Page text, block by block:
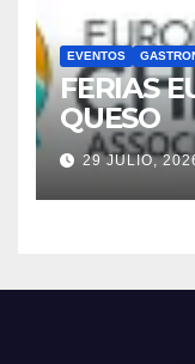
EVENTOS
FERIAS
QUESO
29 JULIO,